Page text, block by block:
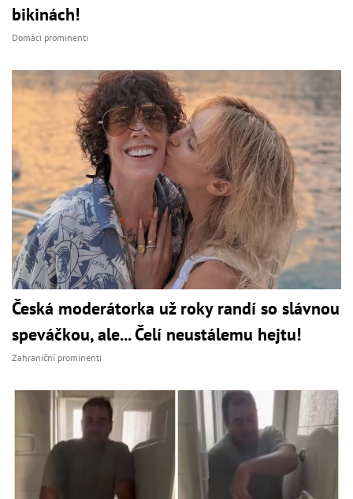
bikinách!
Domáci prominenti
Česká moderátorka už roky randí so slávnou
speváčkou, ale... Čelí neustálemu hejtu!
Zahraniční prominenti